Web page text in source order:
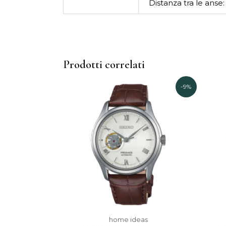
Distanza tra le
Prodotti correlati
-9%
home ideas
Il
prezzo
originale
era:
639,00€.
prezzo